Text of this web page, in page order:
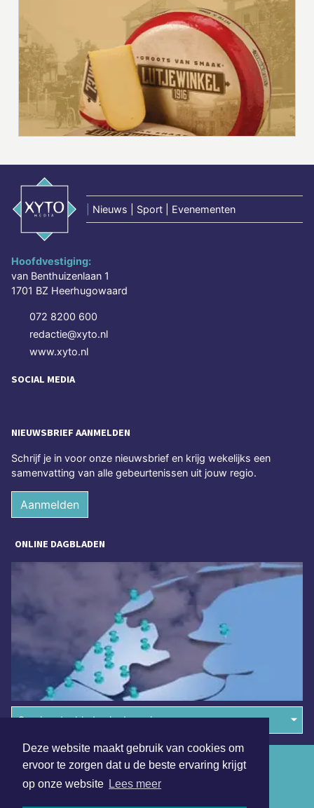
Deze website maakt gebruik van cookies om
ervoor te zorgen dat u de beste ervaring krijgt
op onze website Lees meer
Nieuws | Sport | Evenementen
Hoofdvestiging:
van Benthuizenlaan 1
1701 BZ Heerhugowaard
072 8200 600
redactie@xyto.nl
www.xyto.nl
SOCIAL MEDIA
NIEUWSBRIEF AANMELDEN
Schrijf je in voor onze nieuwsbrief en krijg wekelijks een
samenvatting van alle gebeurtenissen uit jouw regio.
Aanmelden
ONLINE DAGBLADEN
Overige dagbladen in de regio
Algemene voorwaarden
Disclaimer